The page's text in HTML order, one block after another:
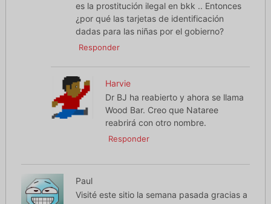
es la prostitución ilegal en bkk .. Entonces
¿por qué las tarjetas de identificación
dadas para las niñas por el gobierno?
Responder
Harvie
Dr BJ ha reabierto y ahora se llama
Wood Bar. Creo que Nataree
reabrirá con otro nombre.
Responder
Paul
Visité este sitio la semana pasada gracias a